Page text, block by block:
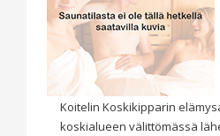
Koitelin Koskikipparin
koskialueen välittömässä